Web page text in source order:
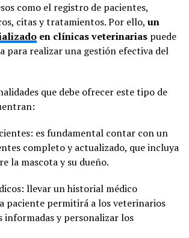
como el registro de pacientes,
citas y tratamientos. Por ello, un
en clínicas veterinarias puede
para realizar una gestión efectiva del
que debe ofrecer este tipo de
es fundamental contar con un
completo y actualizado, que incluya
la mascota y su dueño.
llevar un historial médico
paciente permitirá a los veterinarios
informadas y personalizar los